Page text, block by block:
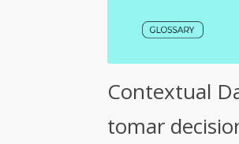
Contextual
tomar